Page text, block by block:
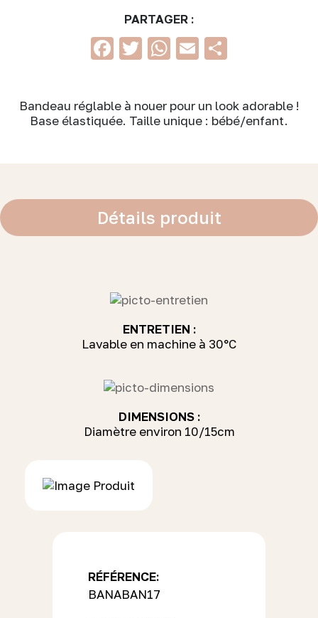
PARTAGER :
Facebook
Twitter
WhatsApp
Email
Bandeau réglable à nouer pour un look adorable !
Base élastiquée. Taille unique : bébé/enfant.
Détails produit
ENTRETIEN :
Lavable en machine à 30°C
DIMENSIONS :
Diamètre environ 10/15cm
RÉFÉRENCE:
BANABAN17